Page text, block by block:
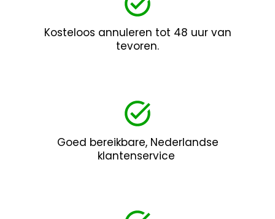
Kosteloos annuleren tot 48 uur van
tevoren.
Goed bereikbare, Nederlandse
klantenservice